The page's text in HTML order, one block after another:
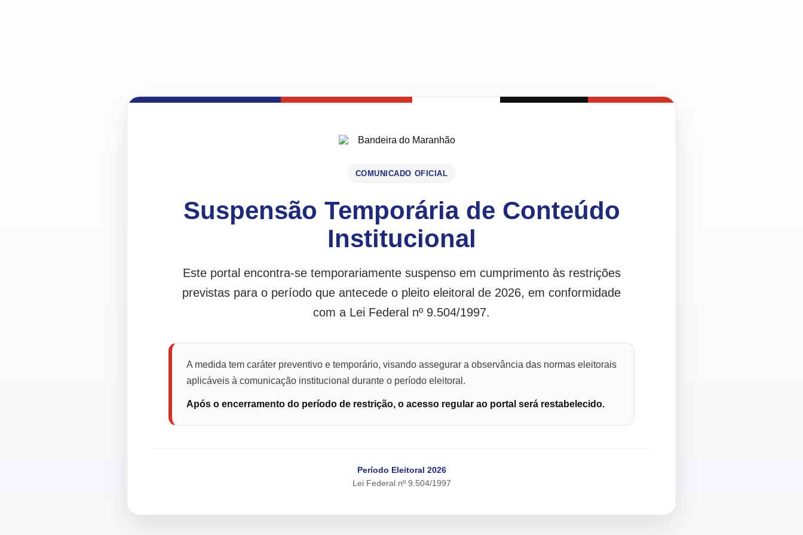
COMUNICADO OFICIAL
Suspensão Temporária de Conteúdo
Institucional
Este portal encontra-se temporariamente suspenso em cumprimento às restrições
previstas para o período que antecede o pleito eleitoral de 2026, em conformidade
com a Lei Federal nº 9.504/1997.
A medida tem caráter preventivo e temporário, visando assegurar a observância das normas eleitorais
aplicáveis à comunicação institucional durante o período eleitoral.
Após o encerramento do período de restrição, o acesso regular ao portal será restabelecido.
Período Eleitoral 2026
Lei Federal nº 9.504/1997